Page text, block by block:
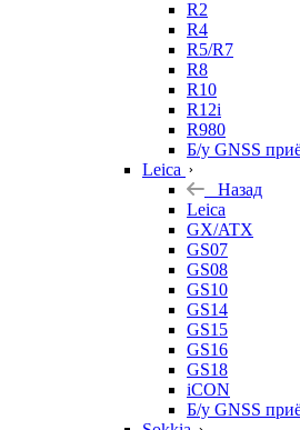
R2
R4
R5/R7
R8
R10
R12i
R980
Б/у GNSS
Leica
Назад
Leica
GX/ATX
GS07
GS08
GS10
GS14
GS15
GS16
GS18
iCON
Б/у GNSS